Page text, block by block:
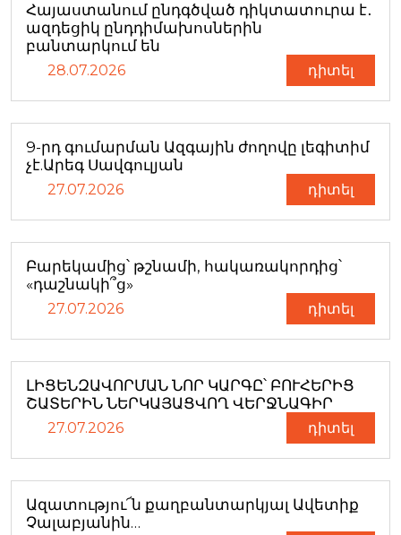
Հայաստանում ընդգծված դիկտատուրա է․
ազդեցիկ ընդդիմախոսներին
բանտարկում են
28.07.2026 դիտել
9-րդ գումարման Ազգային ժողովը լեգիտիմ
չէ.Արեգ Սավգուլյան
27.07.2026 դիտել
Բարեկամից՝ թշնամի, հակառակորդից՝
«դաշնակի՞ց»
27.07.2026 դիտել
ԼԻՑԵՆԶԱՎՈՐՄԱՆ ՆՈՐ ԿԱՐԳԸ՝ ԲՈՒՀԵՐԻՑ
ՇԱՏԵՐԻՆ ՆԵՐԿԱՅԱՑՎՈՂ ՎԵՐՋՆԱԳԻՐ
27.07.2026 դիտել
Ազատությու՜ն քաղբանտարկյալ Ավետիք
Չալաբյանին…